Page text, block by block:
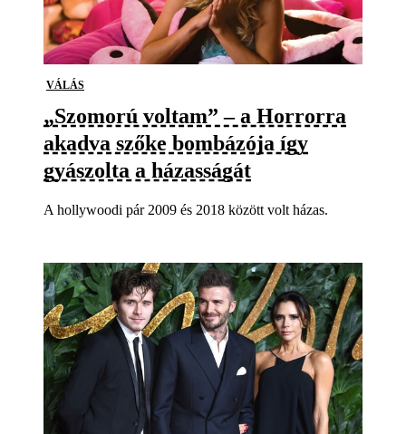
VÁLÁS
„Szomorú voltam” – a Horrorra
akadva szőke bombázója így
gyászolta a házasságát
A hollywoodi pár 2009 és 2018 között volt házas.